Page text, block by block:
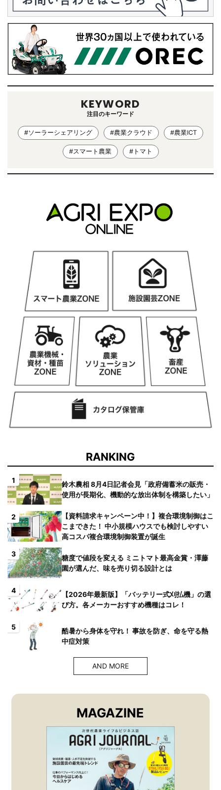
KEYWORD
注目のキーワード
#ソーラーシェアリング #農業クラウド #農業ICT
#スマート農業 #トマト
RANKING
1
鈴木農相 8月4日記者会見「政府備蓄米の販売・
使用が長期化、機動的な放出体制を構築したい」
2
【資料請求キャンペーン中！】複合環境制御はこ
こまできた！ 中小規模ハウスでも検討しやすい
高コスパ複合環境制御装置が誕生
3
糖度で値段を変える ミニトマト最高金賞・澤藤
園が選んだ、味を売り切る設計とは
4
【2026年最新版】「バッテリー式刈払機」の選
び方。各メーカーおすすめ機種はコレ！
5
酷暑から身体を守れ！ 事故を防ぎ、命を守る熱
中症対策
AND MORE
MAGAZINE